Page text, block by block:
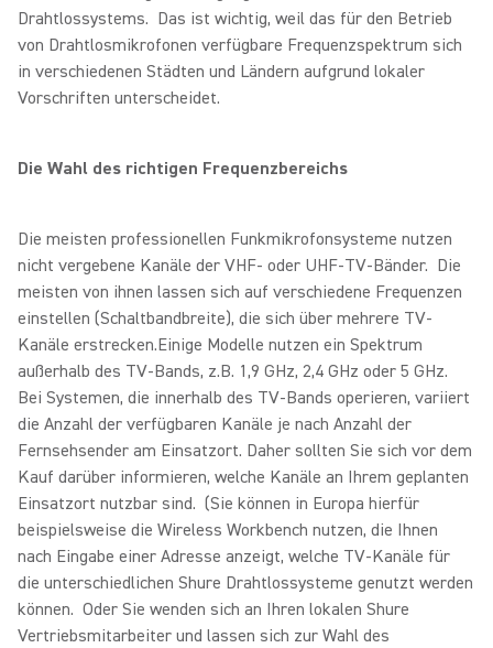
Drahtlossystems. Das ist wichtig, weil das für den Betrieb
von Drahtlosmikrofonen verfügbare Frequenzspektrum sich
in verschiedenen Städten und Ländern aufgrund lokaler
Vorschriften unterscheidet.
Die Wahl des richtigen Frequenzbereichs
Die meisten professionellen Funkmikrofonsysteme nutzen
nicht vergebene Kanäle der VHF- oder UHF-TV-Bänder. Die
meisten von ihnen lassen sich auf verschiedene Frequenzen
einstellen (Schaltbandbreite), die sich über mehrere TV-
Kanäle erstrecken.Einige Modelle nutzen ein Spektrum
außerhalb des TV-Bands, z.B. 1,9 GHz, 2,4 GHz oder 5 GHz.
Bei Systemen, die innerhalb des TV-Bands operieren, variiert
die Anzahl der verfügbaren Kanäle je nach Anzahl der
Fernsehsender am Einsatzort. Daher sollten Sie sich vor dem
Kauf darüber informieren, welche Kanäle an Ihrem geplanten
Einsatzort nutzbar sind. (Sie können in Europa hierfür
beispielsweise die Wireless Workbench nutzen, die Ihnen
nach Eingabe einer Adresse anzeigt, welche TV-Kanäle für
die unterschiedlichen Shure Drahtlossysteme genutzt werden
können. Oder Sie wenden sich an Ihren lokalen Shure
Vertriebsmitarbeiter und lassen sich zur Wahl des